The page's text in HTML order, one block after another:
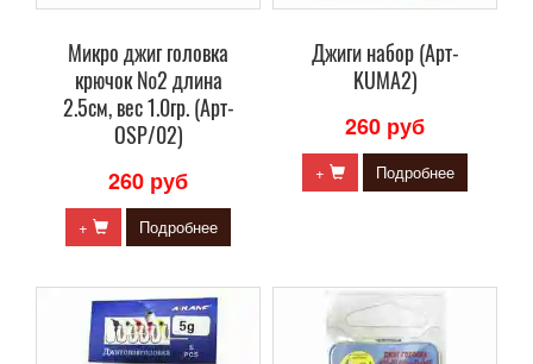
Микро джиг головка
крючок №2 длина
2.5см, вес 1.0гр. (Арт-
OSP/02)
260 руб
+ Подробнее
Джиги набор (Арт-
KUMA2)
260 руб
+ Подробнее